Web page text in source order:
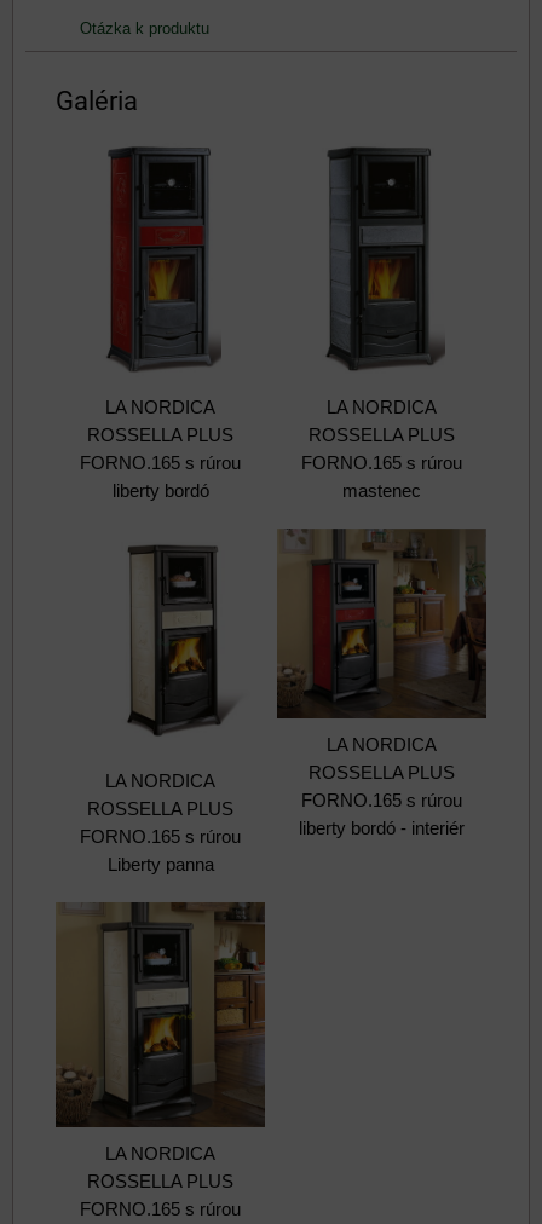
Otázka k produktu
Galéria
LA NORDICA
ROSSELLA PLUS
FORNO.165 s rúrou
liberty bordó
LA NORDICA
ROSSELLA PLUS
FORNO.165 s rúrou
mastenec
LA NORDICA
ROSSELLA PLUS
FORNO.165 s rúrou
Liberty panna
LA NORDICA
ROSSELLA PLUS
FORNO.165 s rúrou
liberty bordó - interiér
LA NORDICA
ROSSELLA PLUS
FORNO.165 s rúrou